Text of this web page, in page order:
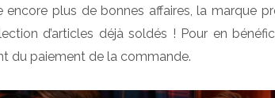
encore plus de bonnes affaires, la marque
d’articles déjà soldés ! Pour en
du paiement de la commande.